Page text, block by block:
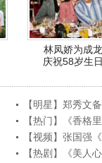
林凤娇为成龙
庆祝58岁生
【明星】郑秀文
【热门】《香格
【视频】张国强
【热剧】《美人